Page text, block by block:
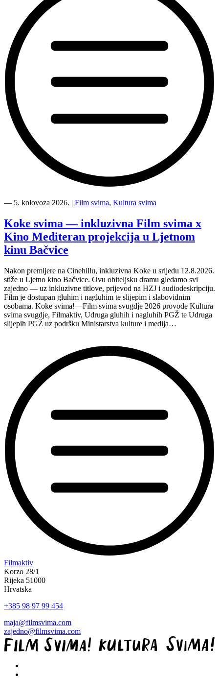
Mediteran
Film
svima
nastavljaju
inkluzivnu
turneju
Hvaru”
― 5. kolovoza 2026. | Film svima, Kultura svima
Koke svima — inkluzivna Film svima x
Kino Mediteran projekcija u Ljetnom
kinu Bačvice
Nakon premijere na Cinehillu, inkluzivna Koke u srijedu 12.8.2026.
stiže u Ljetno kino Bačvice. Ovu obiteljsku dramu gledamo svi
zajedno — uz inkluzivne titlove, prijevod na HZJ i audiodeskripciju.
Film je dostupan gluhim i nagluhim te slijepim i slabovidnim
osobama. Koke svima!—Film svima svugdje 2026 provode Kultura
svima svugdje, Filmaktiv, Udruga gluhih i nagluhih PGŽ te Udruga
slijepih PGŽ uz podršku Ministarstva kulture i medija…
“Koke
svima
—
inkluzivna
svima
Kino
Mediteran
projekcija
u
kinu
Filmaktiv
Korzo 28/1
Rijeka 51000
Hrvatska
+385 98 97 99 454
maja@filmsvima.com
zajedno@filmsvima.com